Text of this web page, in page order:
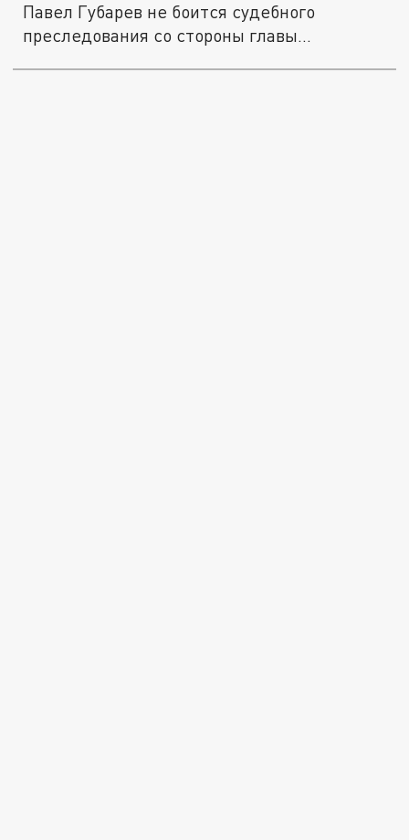
Павел Губарев не боится судебного
преследования со стороны главы